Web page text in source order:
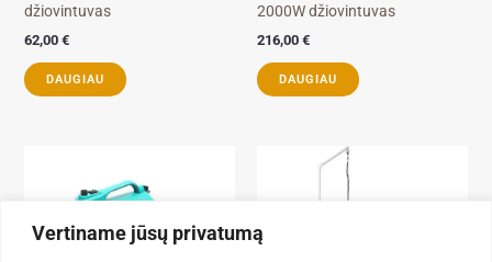
Vertiname jūsų privatumą
džiovintuvas
62,00€
DAUGIAU
2000W džiovintuvas
216,00 €
DAUGIAU
multiple